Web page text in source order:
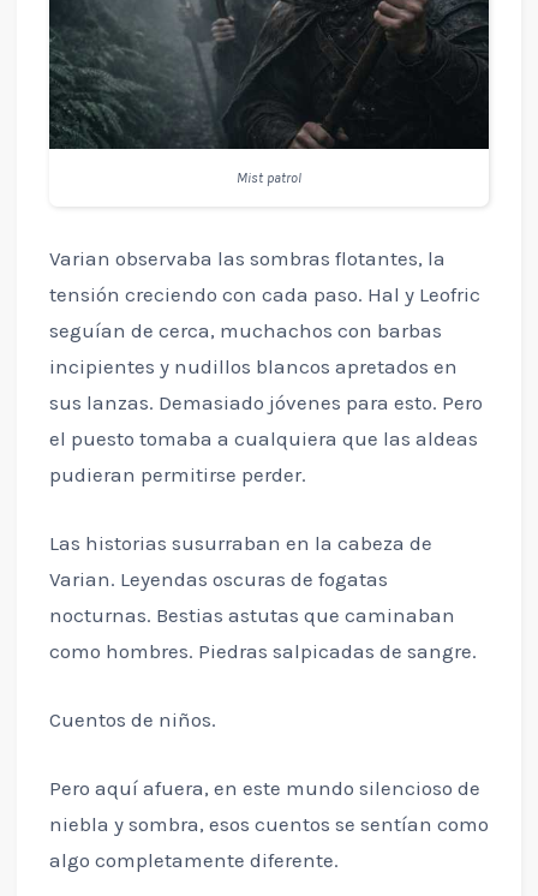
Mist patrol
Varian observaba las sombras flotantes, la
tensión creciendo con cada paso. Hal y Leofric
seguían de cerca, muchachos con barbas
incipientes y nudillos blancos apretados en
sus lanzas. Demasiado jóvenes para esto. Pero
el puesto tomaba a cualquiera que las aldeas
pudieran permitirse perder.
Las historias susurraban en la cabeza de
Varian. Leyendas oscuras de fogatas
nocturnas. Bestias astutas que caminaban
como hombres. Piedras salpicadas de sangre.
Cuentos de niños.
Pero aquí afuera, en este mundo silencioso de
niebla y sombra, esos cuentos se sentían como
algo completamente diferente.